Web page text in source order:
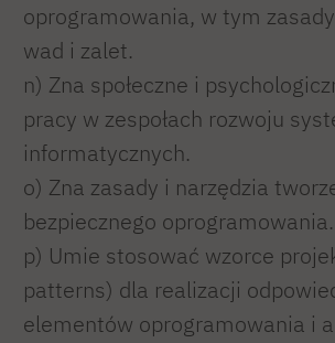
oprogramowania, w tym
wad i zalet.
n) Zna społeczne i
pracy w zespołach rozwoju
informatycznych.
o) Zna zasady i narzędzia
bezpiecznego oprogramowania.
p) Umie stosować wzorce
patterns) dla realizacji
elementów oprogramowania i